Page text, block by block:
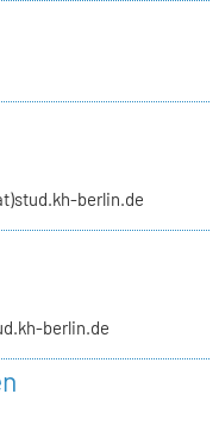
berlin.de
berlin.de